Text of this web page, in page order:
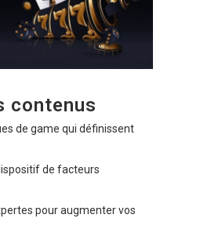
contenus
de game qui définissent
de facteurs
pour augmenter vos